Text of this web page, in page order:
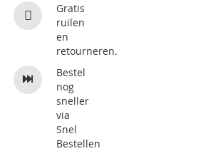
Gratis
ruilen
en
retourneren.
Bestel
nog
sneller
via
Snel
Bestellen